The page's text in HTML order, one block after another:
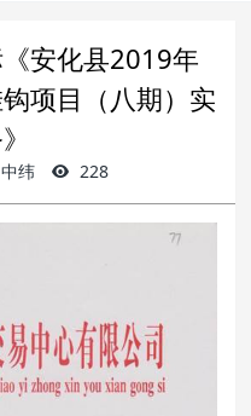
安化县2019年
项目（八期）实
中纬 228